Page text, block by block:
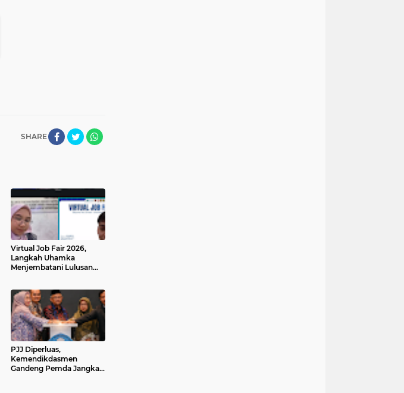
SHARE
Virtual Job Fair 2026,
Langkah Uhamka
Menjembatani Lulusan
PJJ Diperluas,
Kemendikdasmen
Gandeng Pemda Jangkau